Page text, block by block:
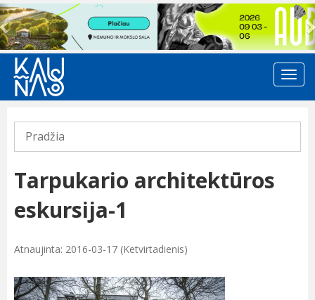
Previous
Pradžia
Tarpukario architektūros
eskursija-1
Atnaujinta: 2016-03-17 (Ketvirtadienis)